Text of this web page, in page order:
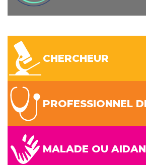
CHERCHEUR
PROFESSIONNEL
MALADE OU